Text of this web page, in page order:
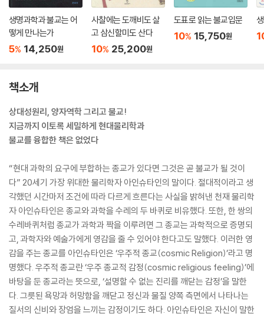
생명과학과 불교는 어
떻게 만나는가
5% 14,250원
사찰에는 도깨비도 살
고 삼신할미도 산다
10% 25,200원
도표로 읽는 불교입문
10% 15,750원
책소개
상대성원리, 양자역학 그리고 불교!
지금까지 이토록 세밀하게 현대물리학과
불교를 융합한 책은 없었다
“현대 과학의 요구에 부합하는 종교가 있다면 그것은 곧 불교가 될 것이
다” 20세기 가장 위대한 물리학자 아인슈타인의 말이다. 절대적이라고 생
각했던 시간마저 조건에 따라 다르게 흐른다는 사실을 밝혀낸 천재 물리학
자 아인슈타인은 종교와 과학을 수레의 두 바퀴로 비유했다. 또한, 한 쌍의
수레바퀴처럼 종교가 과학과 짝을 이루려면 그 종교는 과학적으로 증명되
고, 과학자와 예술가에게 영감을 줄 수 있어야 한다고도 말했다. 이러한 영
감을 주는 종교를 아인슈타인은 ‘우주적 종교(cosmic Religion)’라고 명
명했다. 우주적 종교란 ‘우주 종교적 감정(cosmic religious feeling)’에
바탕을 둔 종교라는 뜻으로, ‘설명할 수 없는 진리를 깨닫는 감정’을 말한
다. 그릇된 욕망과 허망함을 깨닫고 정신과 물질 양쪽 측면에서 나타나는
질서의 신비와 장엄을 느끼는 감정이기도 하다. 아인슈타인은 자신이 말한